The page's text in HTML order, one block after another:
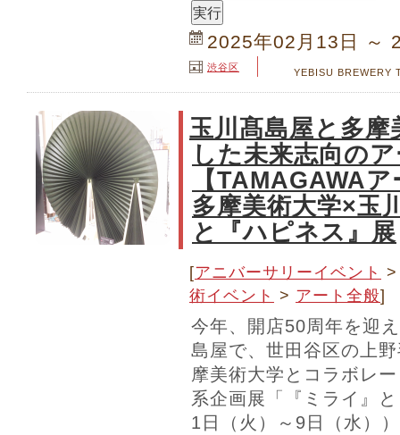
2025年02月13日 ～
渋谷区 YEBISU BREWERY
玉川髙島屋と多
した未来志向の
【TAMAGAWA
多摩美術大学×玉
と『ハピネス』展
[アニバーサリーイベント
術イベント > アート全般]
今年、開店50周年を迎
島屋で、世田谷区の上
摩美術大学とコラボレ
系企画展「『ミライ』
1日（火）～9日（水）